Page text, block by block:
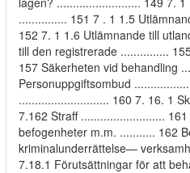
............... 151 7 . 1 1.5
152 7. 1 1.6 Utlämnande till
till den registrerade ...............
157 Säkerheten vid behandling
Personuppgiftsombud
............................ 160 7. 16. 1
7.162 Straff ..........................
befogenheter m.m. ........... 162
kriminalunderrättelse—
7.18.1 Förutsättningar för att